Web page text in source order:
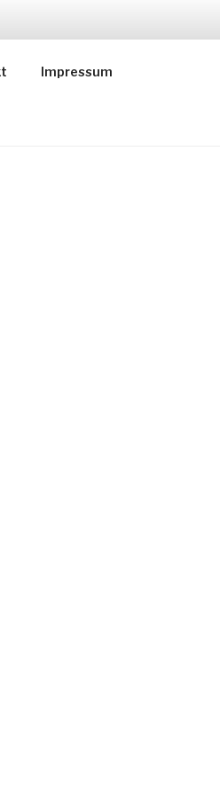
Impressum